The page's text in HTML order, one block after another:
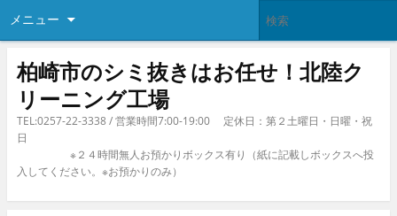
メニュー
柏崎市のシミ抜きはお任せ！北陸ク
リーニング工場
TEL:0257-22-3338 / 営業時間7:00-19:00 定休日：第２土曜日・日曜・祝
日
※２４時間無人お預かりボックス有り（紙に記載しボックスへ投
入してください。※お預かりのみ）